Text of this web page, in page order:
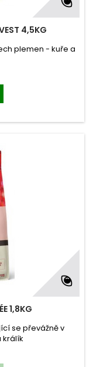
4,5KG
plemen - kuře a
1,8KG
se převážně v
králík